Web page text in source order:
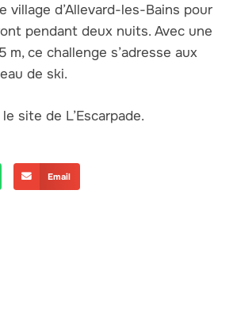
d’Allevard-les-Bains pour
pendant deux nuits. Avec une
ce challenge s’adresse aux
de ski.
site de L’Escarpade.
Email